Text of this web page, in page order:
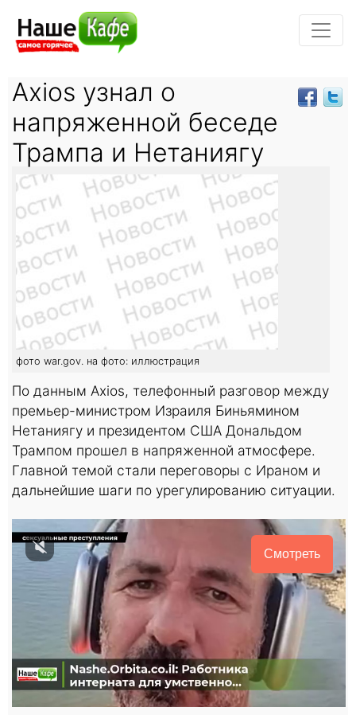
Axios узнал о
напряженной беседе
Трампа и Нетаниягу
фото war.gov. на фото: иллюстрация
По данным Axios, телефонный разговор между
премьер-министром Израиля Биньямином
Нетаниягу и президентом США Дональдом
Трампом прошел в напряженной атмосфере.
Главной темой стали переговоры с Ираном и
дальнейшие шаги по урегулированию ситуации.
Смотреть